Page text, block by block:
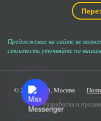
Предложение на сайте не
стоимость уточняйте по
© 2006-2026, Москва
Разработка и